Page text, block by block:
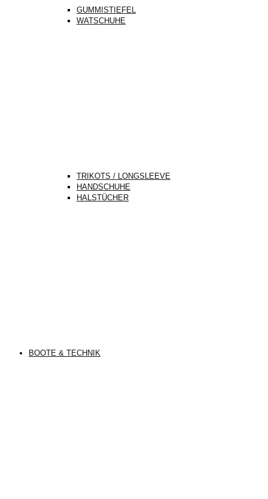
GUMMISTIEFEL
WATSCHUHE
TRIKOTS / LONGSLEEVE
HANDSCHUHE
HALSTÜCHER
BOOTE & TECHNIK